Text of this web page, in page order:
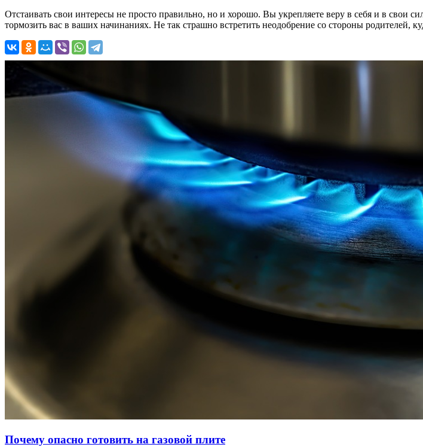
Отстаивать свои интересы не просто правильно, но и хорошо. Вы укрепляете веру в себя и в свои
тормозить вас в ваших начинаниях. Не так страшно встретить неодобрение со стороны родителей,
Почему опасно готовить на газовой плите